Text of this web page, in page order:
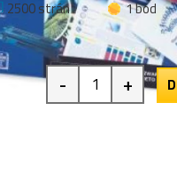
2500 strán
1 bod
- +